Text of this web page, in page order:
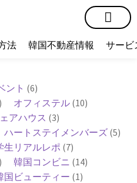
法 韓国不動産情報 サービ
ント (6)
オフィステル (10)
アハウス (3)
ハートステイメンバーズ (5)
生リアルレポ (7)
韓国コンビニ (14)
国ビューティー (1)